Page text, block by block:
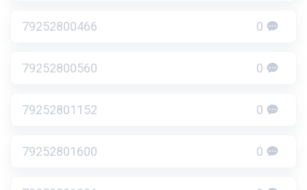
79252800466 0
79252800560 0
79252801152 0
79252801600 0